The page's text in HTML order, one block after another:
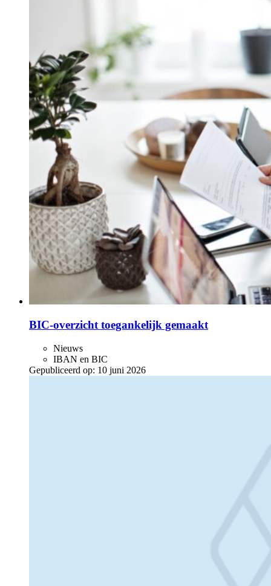
BIC-overzicht toegankelijk gemaakt
Nieuws
IBAN en BIC
Gepubliceerd op: 10 juni 2026